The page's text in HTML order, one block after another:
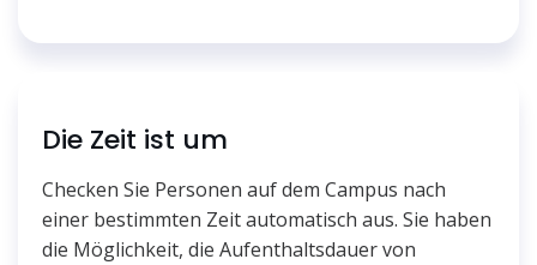
Die Zeit ist um
Checken Sie Personen auf dem Campus nach
einer bestimmten Zeit automatisch aus. Sie haben
die Möglichkeit, die Aufenthaltsdauer von